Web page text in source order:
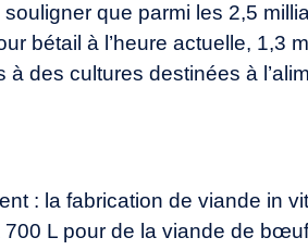
que parmi les 2,5
bétail à l’heure actuelle, 1,3
des cultures destinées à
: la fabrication de viande in
700 L pour de la viande de